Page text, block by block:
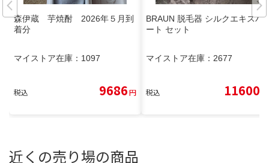
森伊蔵 芋焼酎 2026年５月到
着分
マイストア在庫： 1097
税込 9686円
BRAUN 脱毛器 シルクエキスパ
ート セット
マイストア在庫： 2677
税込 11600
近くの売り場の商品